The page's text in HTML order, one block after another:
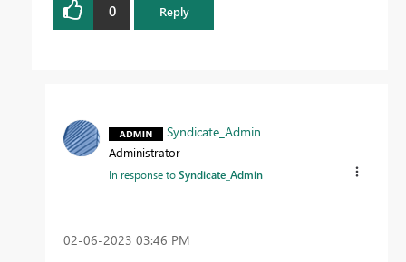
0 Reply
Syndicate_Admin
Administrator
In response toSyndicate_Admin
‎02-06-2023 03:46 PM